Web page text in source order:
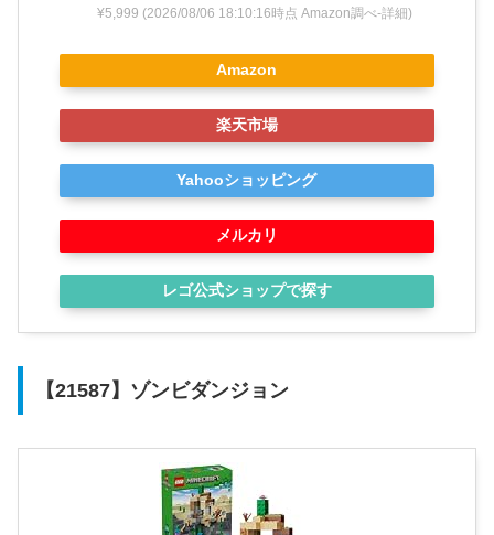
¥5,999 (2026/08/06 18:10:16時点 Amazon調べ-詳細)
Amazon
楽天市場
Yahooショッピング
メルカリ
レゴ公式ショップで探す
【21587】ゾンビダンジョン